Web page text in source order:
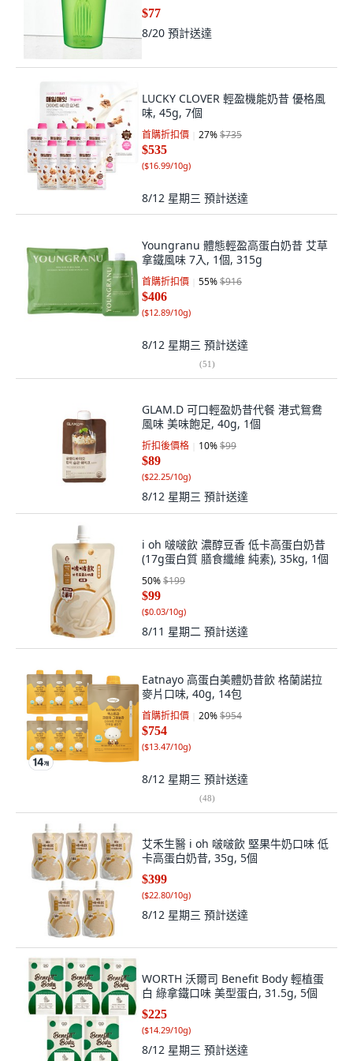
$77
8/20 預計送達
LUCKY CLOVER 輕盈機能奶昔 優格風
味, 45g, 7個
首購折扣價 27%$735
$535
($16.99/10g)
8/12 星期三 預計送達
Youngranu 體態輕盈高蛋白奶昔 艾草
拿鐵風味 7入, 1個, 315g
首購折扣價 55%$916
$406
($12.89/10g)
8/12 星期三 預計送達
(51)
GLAM.D 可口輕盈奶昔代餐 港式鴛鴦
風味 美味飽足, 40g, 1個
折扣後價格 10%$99
$89
($22.25/10g)
8/12 星期三 預計送達
i oh 啵啵飲 濃醇豆香 低卡高蛋白奶昔
(17g蛋白質 膳食纖維 純素), 35kg, 1個
50%$199
$99
($0.03/10g)
8/11 星期二 預計送達
Eatnayo 高蛋白美體奶昔飲 格蘭諾拉
麥片口味, 40g, 14包
首購折扣價 20%$954
$754
($13.47/10g)
8/12 星期三 預計送達
(48)
艾禾生醫 i oh 啵啵飲 堅果牛奶口味 低
卡高蛋白奶昔, 35g, 5個
$399
($22.80/10g)
8/12 星期三 預計送達
WORTH 沃爾司 Benefit Body 輕植蛋
白 綠拿鐵口味 美型蛋白, 31.5g, 5個
$225
($14.29/10g)
8/12 星期三 預計送達